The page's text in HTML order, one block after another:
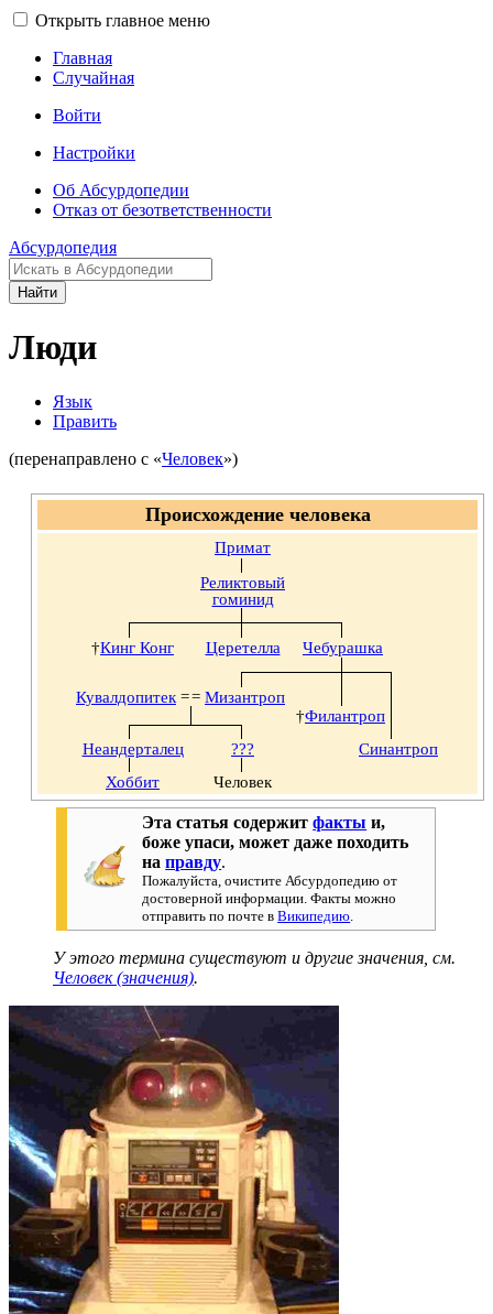
Открыть главное меню
Главная
Случайная
Войти
Настройки
Об Абсурдопедии
Отказ от безответственности
Абсурдопедия
Найти
Люди
Язык
Править
(перенаправлено с «Человек»)
Происхождение человека
Примат
Реликтовый
гоминид
†Кинг Конг Церетелла Чебурашка
Кувалдопитек == Мизантроп
†Филантроп
Неандерталец
???
Синантроп
Хоббит
Человек
Эта статья содержитфакты и,
боже упаси, может даже походить
направду.
Пожалуйста, очистите Абсурдопедию от
достоверной информации. Факты можно
отправить по почте вВикипедию.
У этого термина существуют и другие значения, см.
Человек (значения).